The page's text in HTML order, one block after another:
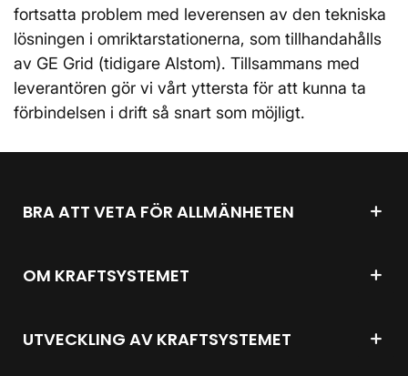
fortsatta problem med leverensen av den tekniska
lösningen i omriktarstationerna, som tillhandahålls
av GE Grid (tidigare Alstom). Tillsammans med
leverantören gör vi vårt yttersta för att kunna ta
förbindelsen i drift så snart som möjligt.
BRA ATT VETA FÖR ALLMÄNHETEN
OM KRAFTSYSTEMET
UTVECKLING AV KRAFTSYSTEMET